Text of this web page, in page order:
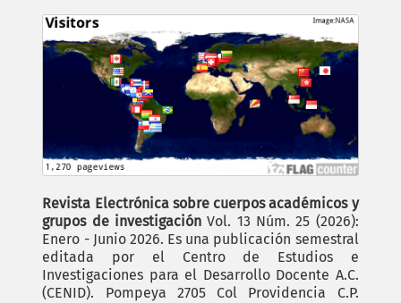
Revista Electrónica sobre cuerpos académicos y
grupos de investigación Vol. 13 Núm. 25 (2026):
Enero - Junio 2026. Es una publicación semestral
editada por el Centro de Estudios e
Investigaciones para el Desarrollo Docente A.C.
(CENID). Pompeya 2705 Col Providencia C.P.